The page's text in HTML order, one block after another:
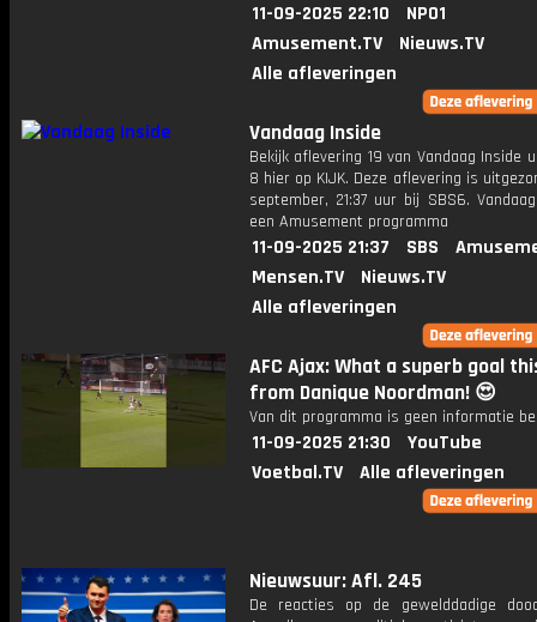
11-09-2025 22:10
NPO1
Amusement.TV
Nieuws.TV
Alle afleveringen
Vandaag Inside
Bekijk aflevering 19 van Vandaag Inside
8 hier op KIJK. Deze aflevering is
september, 21:37 uur bij SBS6.
een Amusement programma
11-09-2025 21:37 SBS
Mensen.TV
Nieuws.TV
Alle afleveringen
AFC Ajax: What a superb goal
from Danique Noordman! 😍
Van dit programma is geen informatie
11-09-2025 21:30
YouTube
Voetbal.TV
Alle afleveringen
Nieuwsuur: Afl. 245
De reacties op de gewelddadige